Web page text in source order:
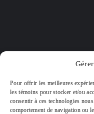
Pour offrir les meilleures
les témoins pour stocker et/ou
consentir à ces technologies
comportement de navigation ou
6360 Rue
QC, H1S
514-643-